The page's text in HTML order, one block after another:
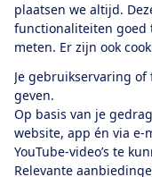
plaatsen we altijd.
functionaliteiten goed
meten. Er zijn ook
Je gebruikservaring
geven.
Op basis van je
website, app én via e-
YouTube-video’s te
Relevante
app
Algemene
Cookiebeleid